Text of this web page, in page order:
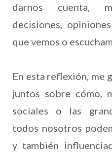
darnos cuenta,
decisiones,
que vemos o
En esta reflexión, me
juntos sobre cómo,
sociales o las
todos nosotros
y también